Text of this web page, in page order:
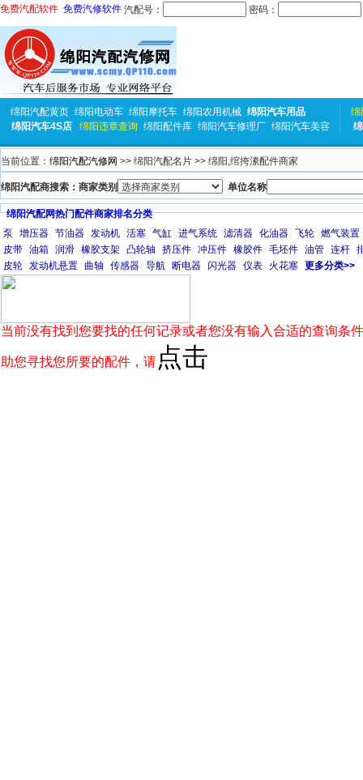
免费汽配软件 免费汽修软件 汽配号： 密码：
绵阳汽配黄页 绵阳电动车 绵阳摩托车 绵阳农用机械 绵阳汽车用品
绵阳汽车4S店
绵阳违章查询 绵阳配件库 绵阳汽车修理厂 绵阳汽车美容
绵
当前位置： 绵阳汽配汽修网 >> 绵阳汽配名片 >> 绵阳,绾挎潫配件商家
绵阳汽配商搜索：商家类别 单位名称
绵阳汽配网热门配件商家排名分类
泵
增压器 节油器 发动机 活塞 气缸 进气系统 滤清器 化油器 飞轮 燃气装置
皮带 油箱 润滑 橡胶支架 凸轮轴 挤压件 冲压件 橡胶件 毛坯件 油管 连杆
皮轮 发动机悬置 曲轴 传感器 导航 断电器 闪光器 仪表 火花塞 更多分类>>
当前没有找到您要找的任何记录或者您没有输入合适的查询条
助您寻找您所要的配件，请 点击